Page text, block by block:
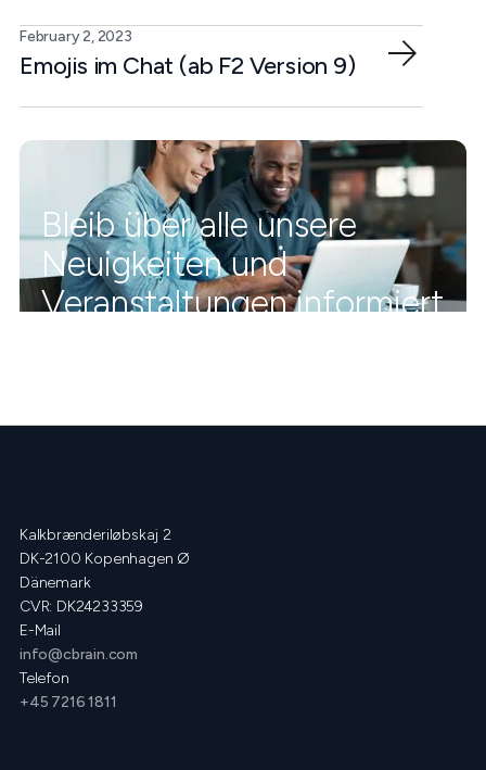
February 2, 2023
Emojis im Chat (ab F2 Version 9)
Bleib über alle unsere
Neuigkeiten und
Veranstaltungen informiert
Kalkbrænderiløbskaj 2
DK-2100 Kopenhagen Ø
Dänemark
CVR: DK24233359
E-Mail
info@cbrain.com
Telefon
+45 7216 1811